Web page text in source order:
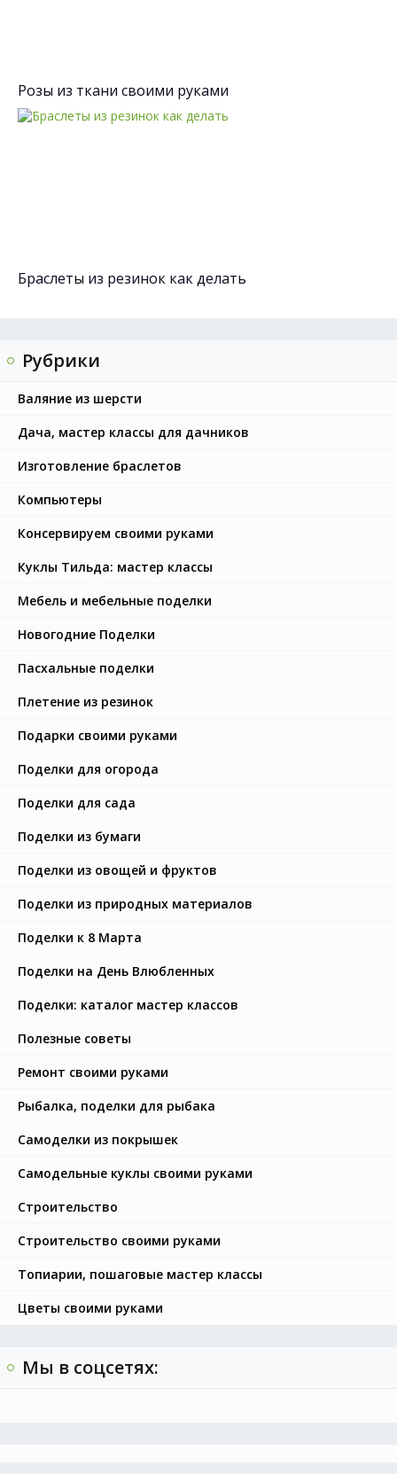
Розы из ткани своими руками
Браслеты из резинок как делать
Рубрики
Валяние из шерсти
Дача, мастер классы для дачников
Изготовление браслетов
Компьютеры
Консервируем своими руками
Куклы Тильда: мастер классы
Мебель и мебельные поделки
Новогодние Поделки
Пасхальные поделки
Плетение из резинок
Подарки своими руками
Поделки для огорода
Поделки для сада
Поделки из бумаги
Поделки из овощей и фруктов
Поделки из природных материалов
Поделки к 8 Марта
Поделки на День Влюбленных
Поделки: каталог мастер классов
Полезные советы
Ремонт своими руками
Рыбалка, поделки для рыбака
Самоделки из покрышек
Самодельные куклы своими руками
Строительство
Строительство своими руками
Топиарии, пошаговые мастер классы
Цветы своими руками
Мы в соцсетях: